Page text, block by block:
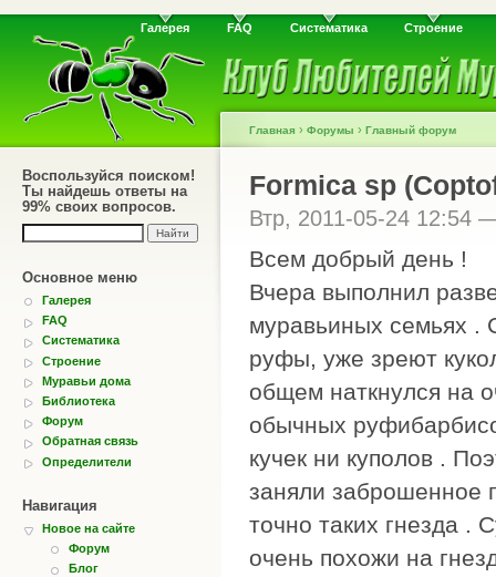
Галерея FAQ Систематика Строение
Воспользуйся поиском!
Ты найдешь ответы на
99% своих вопросов.
Основное меню
Галерея
FAQ
Систематика
Строение
Муравьи дома
Библиотека
Форум
Обратная связь
Определители
Навигация
Новое на сайте
Форум
Блог
Главная › Форумы › Главный форум
Formica sp
Втр, 2011-05-24 12:54
Всем добрый день !
Вчера выполнил
муравьиных семьях .
руфы, уже зреют
общем наткнулся на
обычных
кучек ни куполов .
заняли заброшенное
точно таких гнезда .
очень похожи на